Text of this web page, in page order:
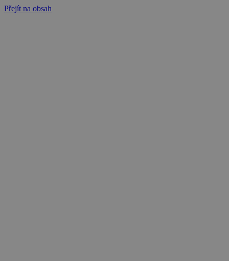
Přejít na obsah